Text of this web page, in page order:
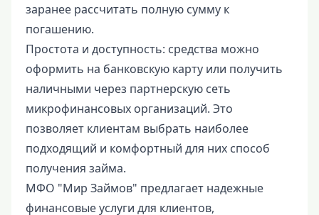
заранее рассчитать полную сумму к
погашению.
Простота и доступность: средства можно
оформить на банковскую карту или получить
наличными через партнерскую сеть
микрофинансовых организаций. Это
позволяет клиентам выбрать наиболее
подходящий и комфортный для них способ
получения займа.
МФО "Мир Займов" предлагает надежные
финансовые услуги для клиентов,